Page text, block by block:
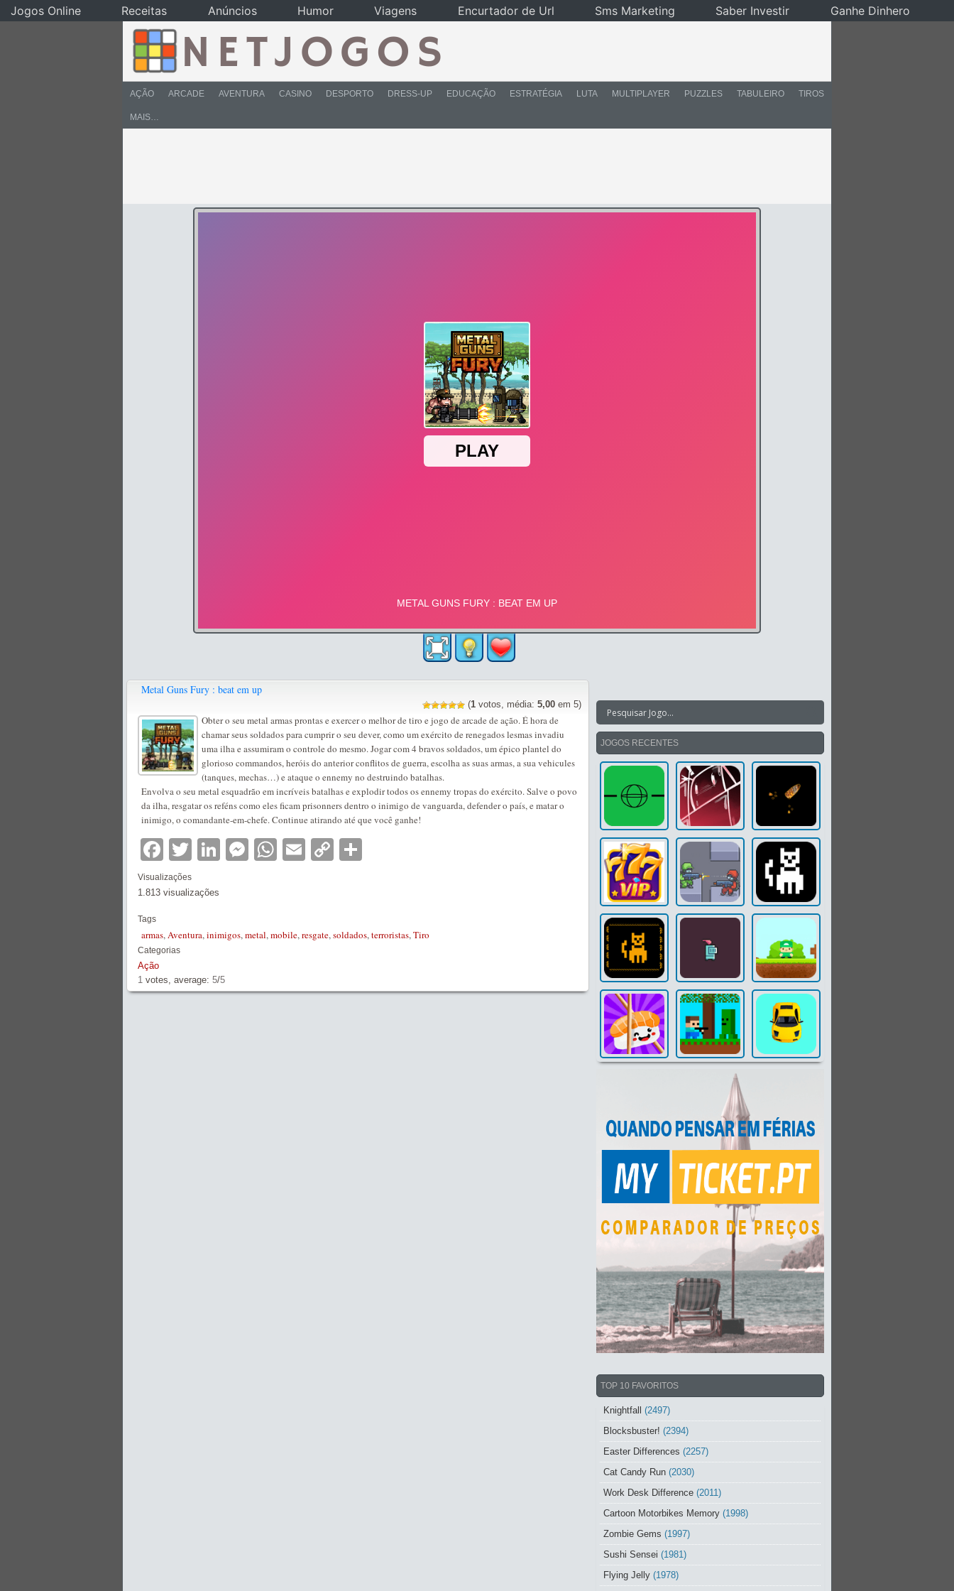
AÇÃO ARCADE AVENTURA CASINO DESPORTO DRESS-UP EDUCAÇÃO ESTRATÉGIA LUTA MULTIPLAYER PUZZLES TABULEIRO TIROS
MAIS…
Metal Guns Fury : beat em up
(1 votos, média: 5,00 em 5)
Obter o seu metal armas prontas e exercer o melhor de tiro e jogo de arcade de ação. É hora de
chamar seus soldados para cumprir o seu dever, como um exército de renegados lesmas invadiu
uma ilha e assumiram o controle do mesmo. Jogar com 4 bravos soldados, um épico plantel do
glorioso commandos, heróis do anterior conflitos de guerra, escolha as suas armas, a sua vehicules
(tanques, mechas…) e ataque o ennemy no destruindo batalhas.
Envolva o seu metal esquadrão em incríveis batalhas e explodir todos os ennemy tropas do exército. Salve o povo
da ilha, resgatar os reféns como eles ficam prisonners dentro o inimigo de vanguarda, defender o país, e matar o
inimigo, o comandante-em-chefe. Continue atirando até que você ganhe!
Facebook
TwitterLinkedIn
Messenger
WhatsApp
EmailCopy
Visualizações
1.813 visualizações
Tags
armas,Aventura,inimigos,metal,mobile,resgate,soldados,terroristas,Tiro
Categorias
Ação
1 votes, average: 5/5
JOGOS RECENTES
TOP 10 FAVORITOS
Knightfall (2497)
Blocksbuster! (2394)
Easter Differences (2257)
Cat Candy Run (2030)
Work Desk Difference (2011)
Cartoon Motorbikes Memory (1998)
Zombie Gems (1997)
Sushi Sensei (1981)
Flying Jelly (1978)
Jogos Online Receitas Anúncios Humor Viagens Encurtador de Url Sms Marketing Saber Investir Ganhe Dinhero